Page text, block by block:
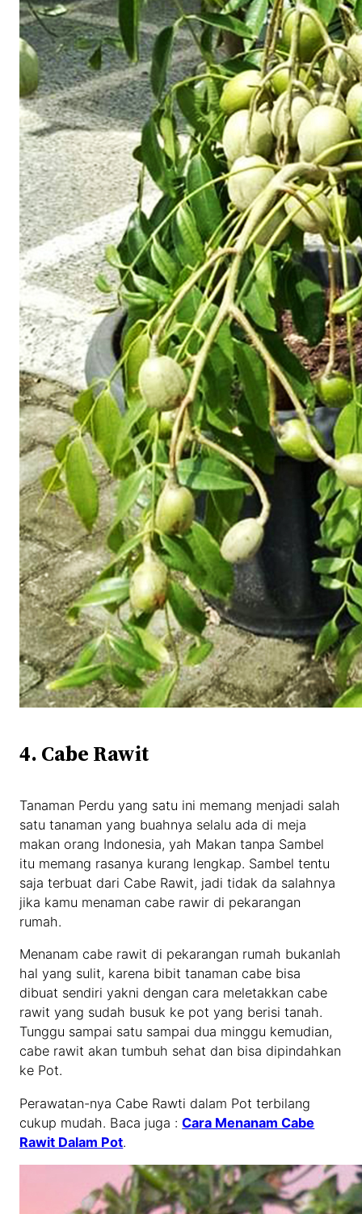
4. Cabe Rawit
Tanaman Perdu yang satu ini memang menjadi salah
satu tanaman yang buahnya selalu ada di meja
makan orang Indonesia, yah Makan tanpa Sambel
itu memang rasanya kurang lengkap. Sambel tentu
saja terbuat dari Cabe Rawit, jadi tidak da salahnya
jika kamu menaman cabe rawir di pekarangan
rumah.
Menanam cabe rawit di pekarangan rumah bukanlah
hal yang sulit, karena bibit tanaman cabe bisa
dibuat sendiri yakni dengan cara meletakkan cabe
rawit yang sudah busuk ke pot yang berisi tanah.
Tunggu sampai satu sampai dua minggu kemudian,
cabe rawit akan tumbuh sehat dan bisa dipindahkan
ke Pot.
Perawatan-nya Cabe Rawti dalam Pot terbilang
cukup mudah. Baca juga :Cara Menanam Cabe
Rawit Dalam Pot.